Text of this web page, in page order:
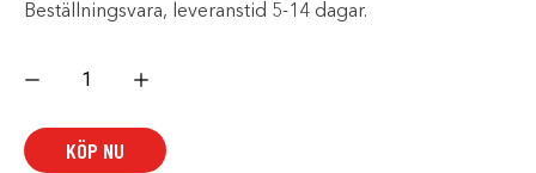
Beställningsvara, leveranstid 5-14 dagar.
SPACERKIT
mängd
KÖP NU